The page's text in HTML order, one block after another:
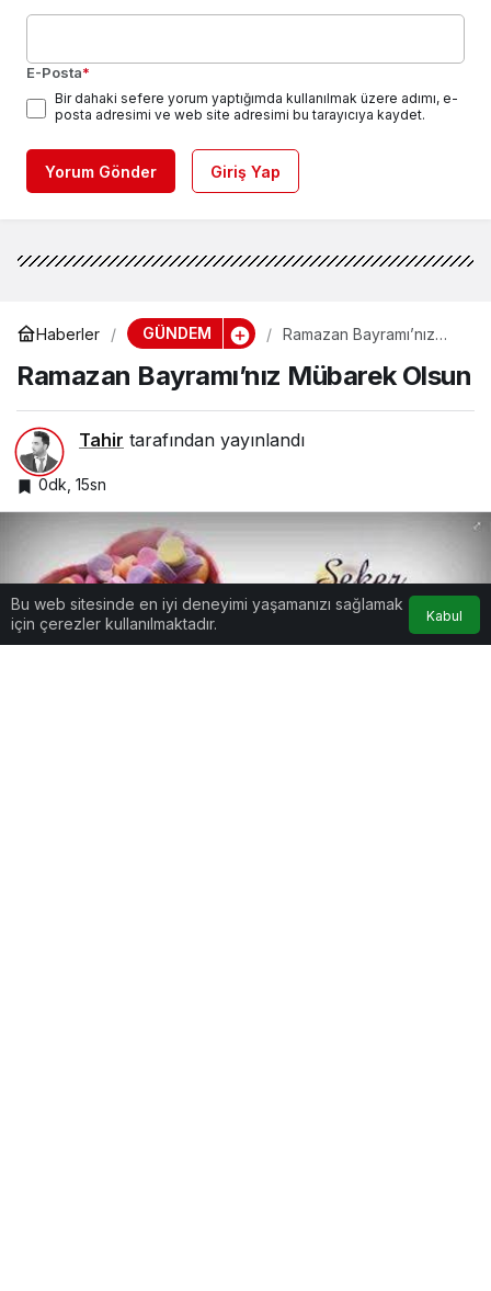
E-Posta*
Bir dahaki sefere yorum yaptığımda kullanılmak üzere adımı, e-
posta adresimi ve web site adresimi bu tarayıcıya kaydet.
Yorum Gönder Giriş Yap
Haberler GÜNDEM
Ramazan Bayramı’nız
Ramazan Bayramı’nız Mübarek Olsun
Tahir tarafından yayınlandı
0dk, 15sn
Bu web sitesinde en iyi deneyimi yaşamanızı sağlamak
için çerezler kullanılmaktadır.
Kabul